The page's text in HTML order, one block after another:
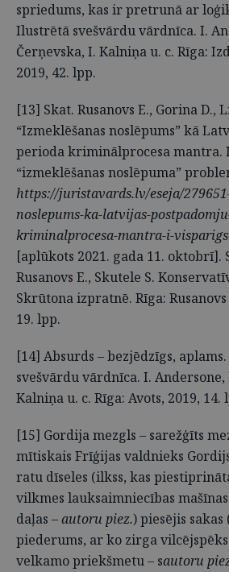
spriedums, kas ir pretrunā ar
Ilustrētā svešvārdu vārdnīca. I.
Čerņevska, I. Kalniņa u. c. Rīga:
2019, 42. lpp.
[13] Skat. Rusanovs E., Gorina D.,
“Izmeklēšanas noslēpums” kā
perioda kriminālprocesa mantra.
“izmeklēšanas noslēpuma”
https://juristavards.lv/eseja/
noslepums-ka-latvijas-
kriminalprocesa-mantra-i-
[aplūkots 2021. gada 11. oktobrī].
Rusanovs E., Skutele S.
Skrūtona izpratnē. Rīga:
19. lpp.
[14] Absurds – bezjēdzīgs,
svešvārdu vārdnīca. I. Andersone,
Kalniņa u. c. Rīga: Avots, 2019, 14.
[15] Gordija mezgls – sarežģīts
mītiskais Frīģijas valdnieks
ratu dīseles (ilkss, kas
vilkmes lauksaimniecības
daļas –autoru piez.) piesējis
piederums, ar ko zirga
velkamo priekšmetu – sautoru